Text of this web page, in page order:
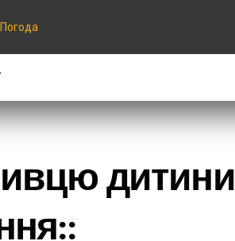
Погода
дитини